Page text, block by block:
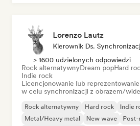
Lorenzo Lautz
Kierownik Ds.
> 1600 udzielonych odpowiedzi
Rock alternatywnyDream popHard
Indie rock
Licencjonowanie lub
w celu synchronizacji z obrazem/
Rock alternatywny Hard rock Indie
Metal/Heavy metal
New wave